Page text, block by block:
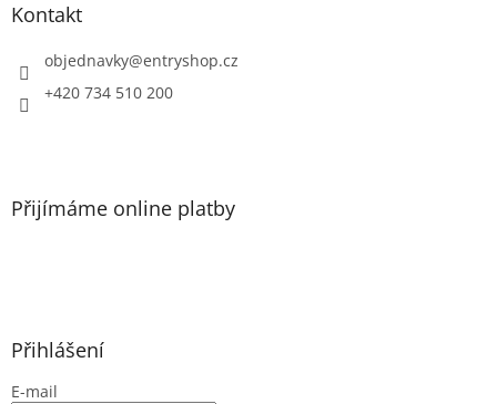
Kontakt
objednavky@entryshop.cz
+420 734 510 200
Přijímáme online platby
Přihlášení
E-mail